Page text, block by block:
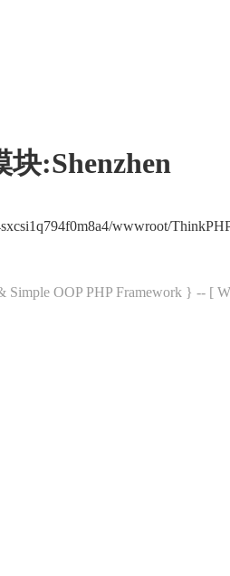
:Shenzhen
wwwroot/
Simple OOP PHP Framework } -- [